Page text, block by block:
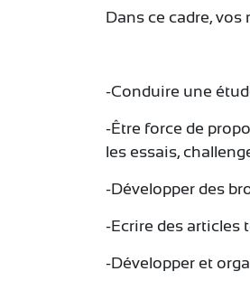
Dans ce cadre,
-Conduire une
-Être force de
les essais,
-Développer des
-Ecrire des articles
-Développer et